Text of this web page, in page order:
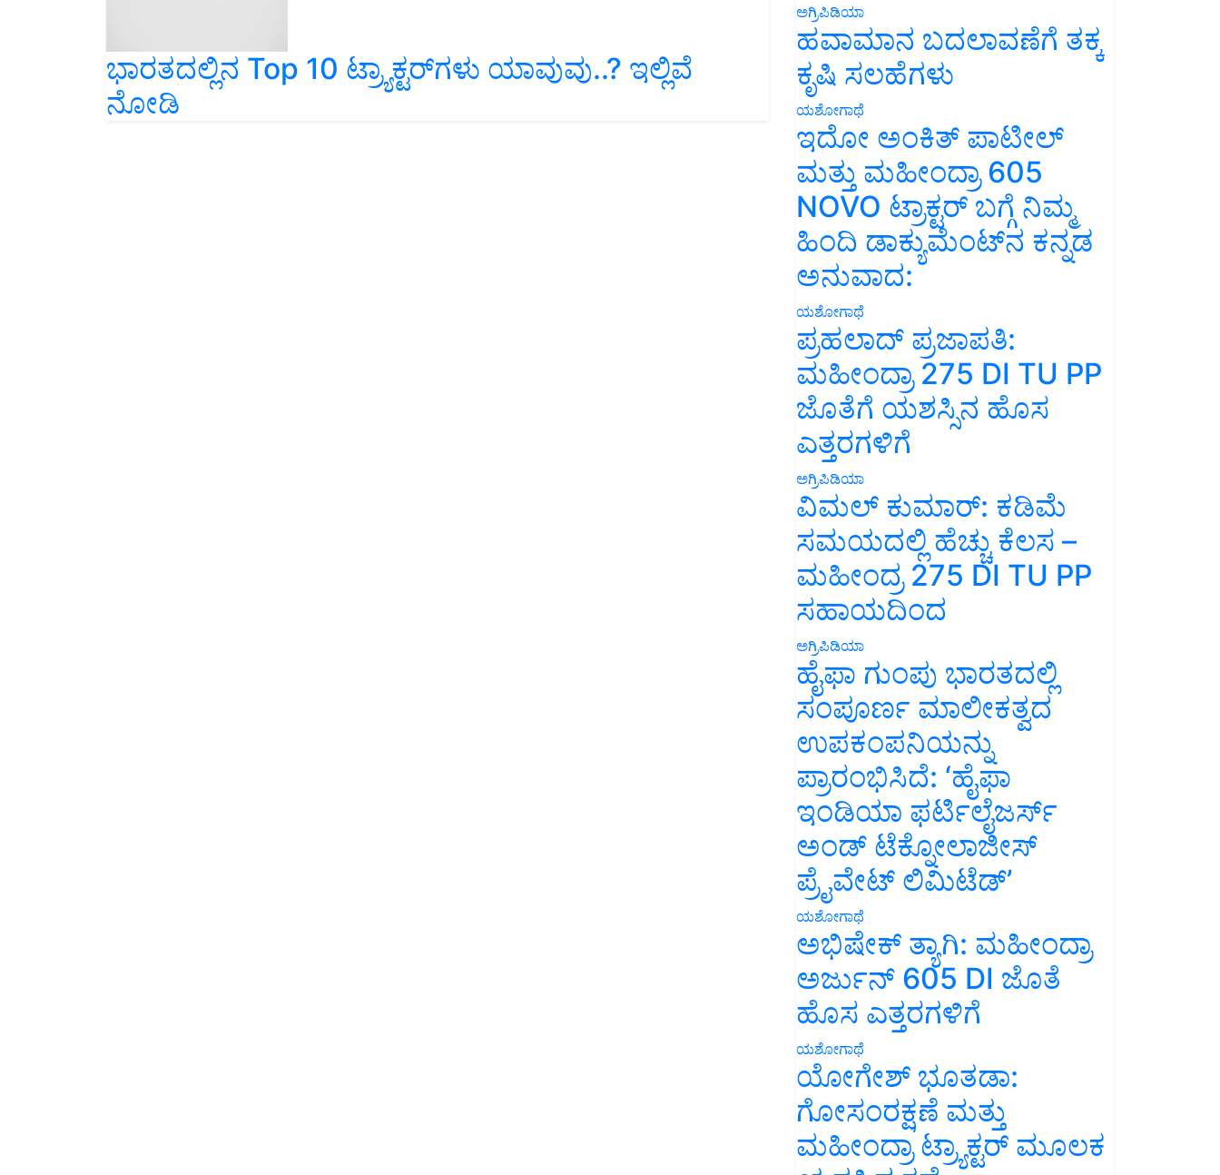
ಭಾರತದಲ್ಲಿನ Top 10 ಟ್ರ್ಯಾಕ್ಟರ್‌ಗಳು ಯಾವುವು..? ಇಲ್ಲಿವೆ
ನೋಡಿ
ಅಗ್ರಿಪಿಡಿಯಾ
ಹವಾಮಾನ ಬದಲಾವಣೆಗೆ ತಕ್ಕ
ಕೃಷಿ ಸಲಹೆಗಳು
ಯಶೋಗಾಥೆ
ಇದೋ ಅಂಕಿತ್ ಪಾಟೀಲ್
ಮತ್ತು ಮಹೀಂದ್ರಾ 605
NOVO ಟ್ರಾಕ್ಟರ್ ಬಗ್ಗೆ ನಿಮ್ಮ
ಹಿಂದಿ ಡಾಕ್ಯುಮೆಂಟ್‌ನ ಕನ್ನಡ
ಅನುವಾದ:
ಯಶೋಗಾಥೆ
ಪ್ರಹಲಾದ್ ಪ್ರಜಾಪತಿ:
ಮಹೀಂದ್ರಾ 275 DI TU PP
ಜೊತೆಗೆ ಯಶಸ್ಸಿನ ಹೊಸ
ಎತ್ತರಗಳಿಗೆ
ಅಗ್ರಿಪಿಡಿಯಾ
ವಿಮಲ್ ಕುಮಾರ್: ಕಡಿಮೆ
ಸಮಯದಲ್ಲಿ ಹೆಚ್ಚು ಕೆಲಸ –
ಮಹೀಂದ್ರ 275 DI TU PP
ಸಹಾಯದಿಂದ
ಅಗ್ರಿಪಿಡಿಯಾ
ಹೈಫಾ ಗುಂಪು ಭಾರತದಲ್ಲಿ
ಸಂಪೂರ್ಣ ಮಾಲೀಕತ್ವದ
ಉಪಕಂಪನಿಯನ್ನು
ಪ್ರಾರಂಭಿಸಿದೆ: ‘ಹೈಫಾ
ಇಂಡಿಯಾ ಫರ್ಟಿಲೈಜರ್ಸ್
ಅಂಡ್ ಟೆಕ್ನೋಲಾಜೀಸ್
ಪ್ರೈವೇಟ್ ಲಿಮಿಟೆಡ್’
ಯಶೋಗಾಥೆ
ಅಭಿಷೇಕ್ ತ್ಯಾಗಿ: ಮಹೀಂದ್ರಾ
ಅರ್ಜುನ್ 605 DI ಜೊತೆ
ಹೊಸ ಎತ್ತರಗಳಿಗೆ
ಯಶೋಗಾಥೆ
ಯೋಗೇಶ್ ಭೂತಡಾ:
ಗೋಸಂರಕ್ಷಣೆ ಮತ್ತು
ಮಹೀಂದ್ರಾ ಟ್ರ್ಯಾಕ್ಟರ್ ಮೂಲಕ